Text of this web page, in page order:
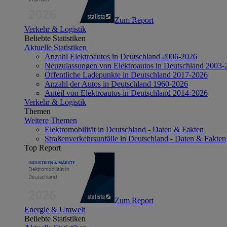
Zum Report
Verkehr & Logistik
Beliebte Statistiken
Aktuelle Statistiken
Anzahl Elektroautos in Deutschland 2006-2026
Neuzulassungen von Elektroautos in Deutschland 2003-
Öffentliche Ladepunkte in Deutschland 2017-2026
Anzahl der Autos in Deutschland 1960-2026
Anteil von Elektroautos in Deutschland 2014-2026
Verkehr & Logistik
Themen
Weitere Themen
Elektromobilität in Deutschland - Daten & Fakten
Straßenverkehrsunfälle in Deutschland - Daten & Fakten
Top Report
Zum Report
Energie & Umwelt
Beliebte Statistiken